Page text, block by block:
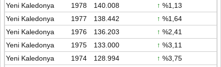
Yeni Kaledonya
1978 140.008 ↑ %1,13
Yeni Kaledonya
1977 138.442 ↑ %1,64
Yeni Kaledonya
1976 136.203 ↑ %2,41
Yeni Kaledonya
1975 133.000 ↑ %3,11
Yeni Kaledonya
1974 128.994 ↑ %3,75